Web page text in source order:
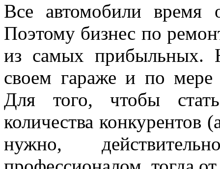
Все автомобили время
Поэтому бизнес по
из самых прибыльных.
своем гараже и по мере
Для того, чтобы
количества конкурентов
нужно,